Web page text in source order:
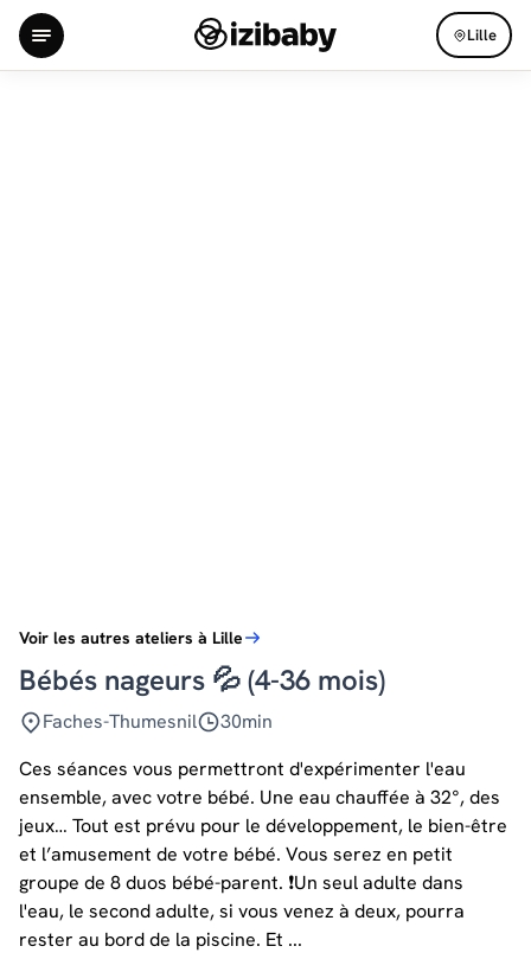
Lille
Voir les autres ateliers à Lille
Bébés nageurs 💦 (4-36 mois)
Faches-Thumesnil
30min
Ces séances vous permettront d'expérimenter l'eau
ensemble, avec votre bébé. Une eau chauffée à 32°, des
jeux… Tout est prévu pour le développement, le bien-être
et l’amusement de votre bébé. Vous serez en petit
groupe de 8 duos bébé-parent. ❗️Un seul adulte dans
l'eau, le second adulte, si vous venez à deux, pourra
rester au bord de la piscine. Et ...